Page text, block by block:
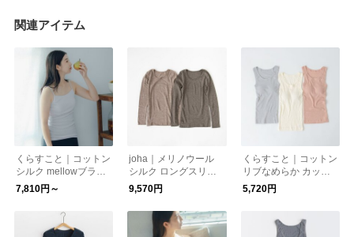
関連アイテム
くらすこと｜コットン
シルク mellowブラキ
ャミソール
7,810円～
joha｜メリノウール
シルク ロングスリー
ブ 長袖インナー［今
期限定］［温活・冷え
取り］
9,570円
くらすこと｜コットン
リブなめらか カップ
付きタンクトップ
5,720円